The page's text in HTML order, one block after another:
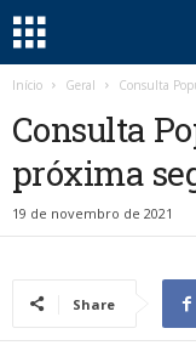
Início Geral Consulta
Consulta
próxima
19 de novembro de 2021
Share